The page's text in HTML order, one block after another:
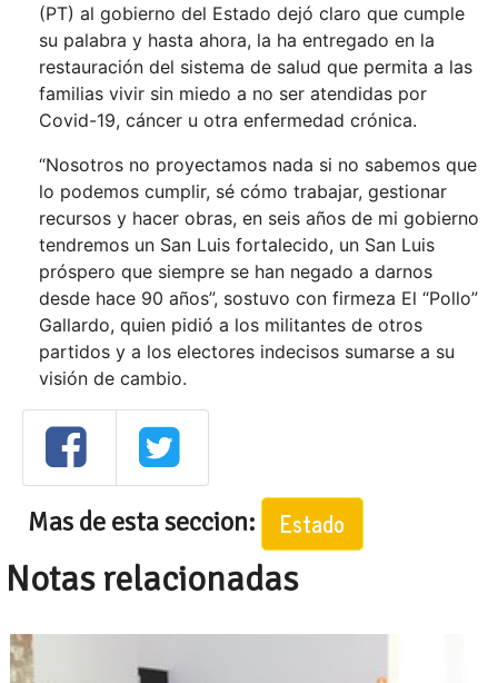
(PT) al gobierno del Estado dejó claro que cumple
su palabra y hasta ahora, la ha entregado en la
restauración del sistema de salud que permita a las
familias vivir sin miedo a no ser atendidas por
Covid-19, cáncer u otra enfermedad crónica.
“Nosotros no proyectamos nada si no sabemos que
lo podemos cumplir, sé cómo trabajar, gestionar
recursos y hacer obras, en seis años de mi gobierno
tendremos un San Luis fortalecido, un San Luis
próspero que siempre se han negado a darnos
desde hace 90 años”, sostuvo con firmeza El “Pollo”
Gallardo, quien pidió a los militantes de otros
partidos y a los electores indecisos sumarse a su
visión de cambio.
Mas de esta seccion: Estado
Notas relacionadas